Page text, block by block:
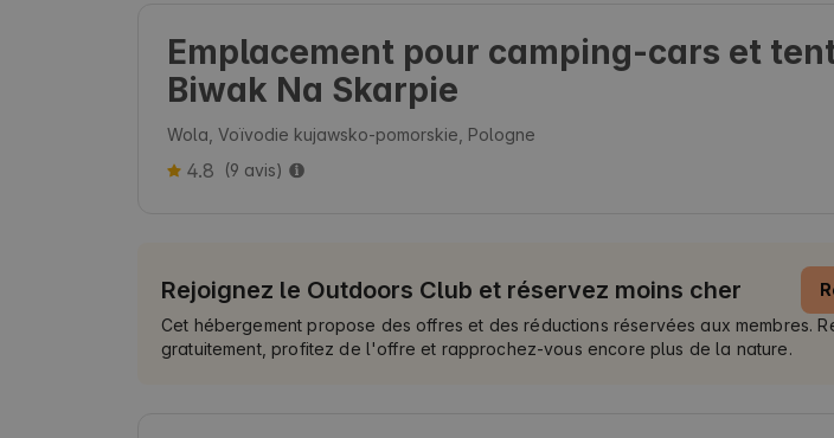
Emplacement pour camping-cars et
Biwak Na Skarpie
Wola, Voïvodie kujawsko-pomorskie, Pologne
4.8 (9 avis)
Rejoignez le Outdoors Club et réservez moins cher
Cet hébergement propose des offres et des réductions réservées aux membres.
gratuitement, profitez de l'offre et rapprochez-vous encore plus de la nature.